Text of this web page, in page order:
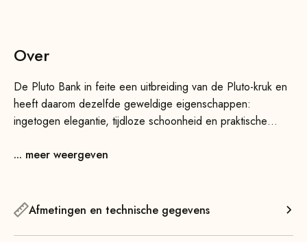
Over
De Pluto Bank in feite een uitbreiding van de Pluto-kruk en
heeft daarom dezelfde geweldige eigenschappen:
ingetogen elegantie, tijdloze schoonheid en praktische
kun je hem ideaal combineren met de Pluto-kruk. Vooral in
... meer weergeven
Afmetingen en technische gegevens